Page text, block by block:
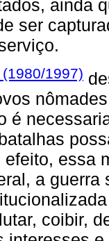
ainda
ser
1997)
é
essa
a
coibir,